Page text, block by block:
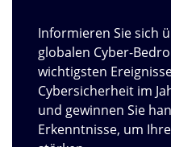
Informieren Sie sich
globalen Cyber-
wichtigsten
Cybersicherheit im
und gewinnen Sie
Erkenntnisse, um